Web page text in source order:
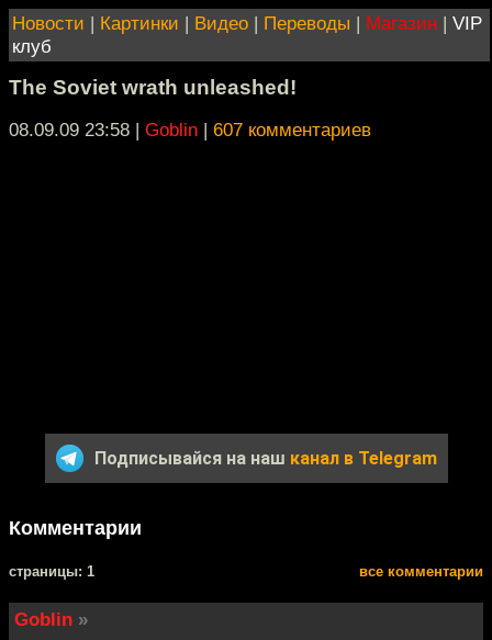
Новости | Картинки | Видео | Переводы | Магазин | VIP
клуб
The Soviet wrath unleashed!
08.09.09 23:58 | Goblin | 607 комментариев
Подписывайся на наш канал в Telegram
Комментарии
cтраницы: 1 все комментарии
Goblin »